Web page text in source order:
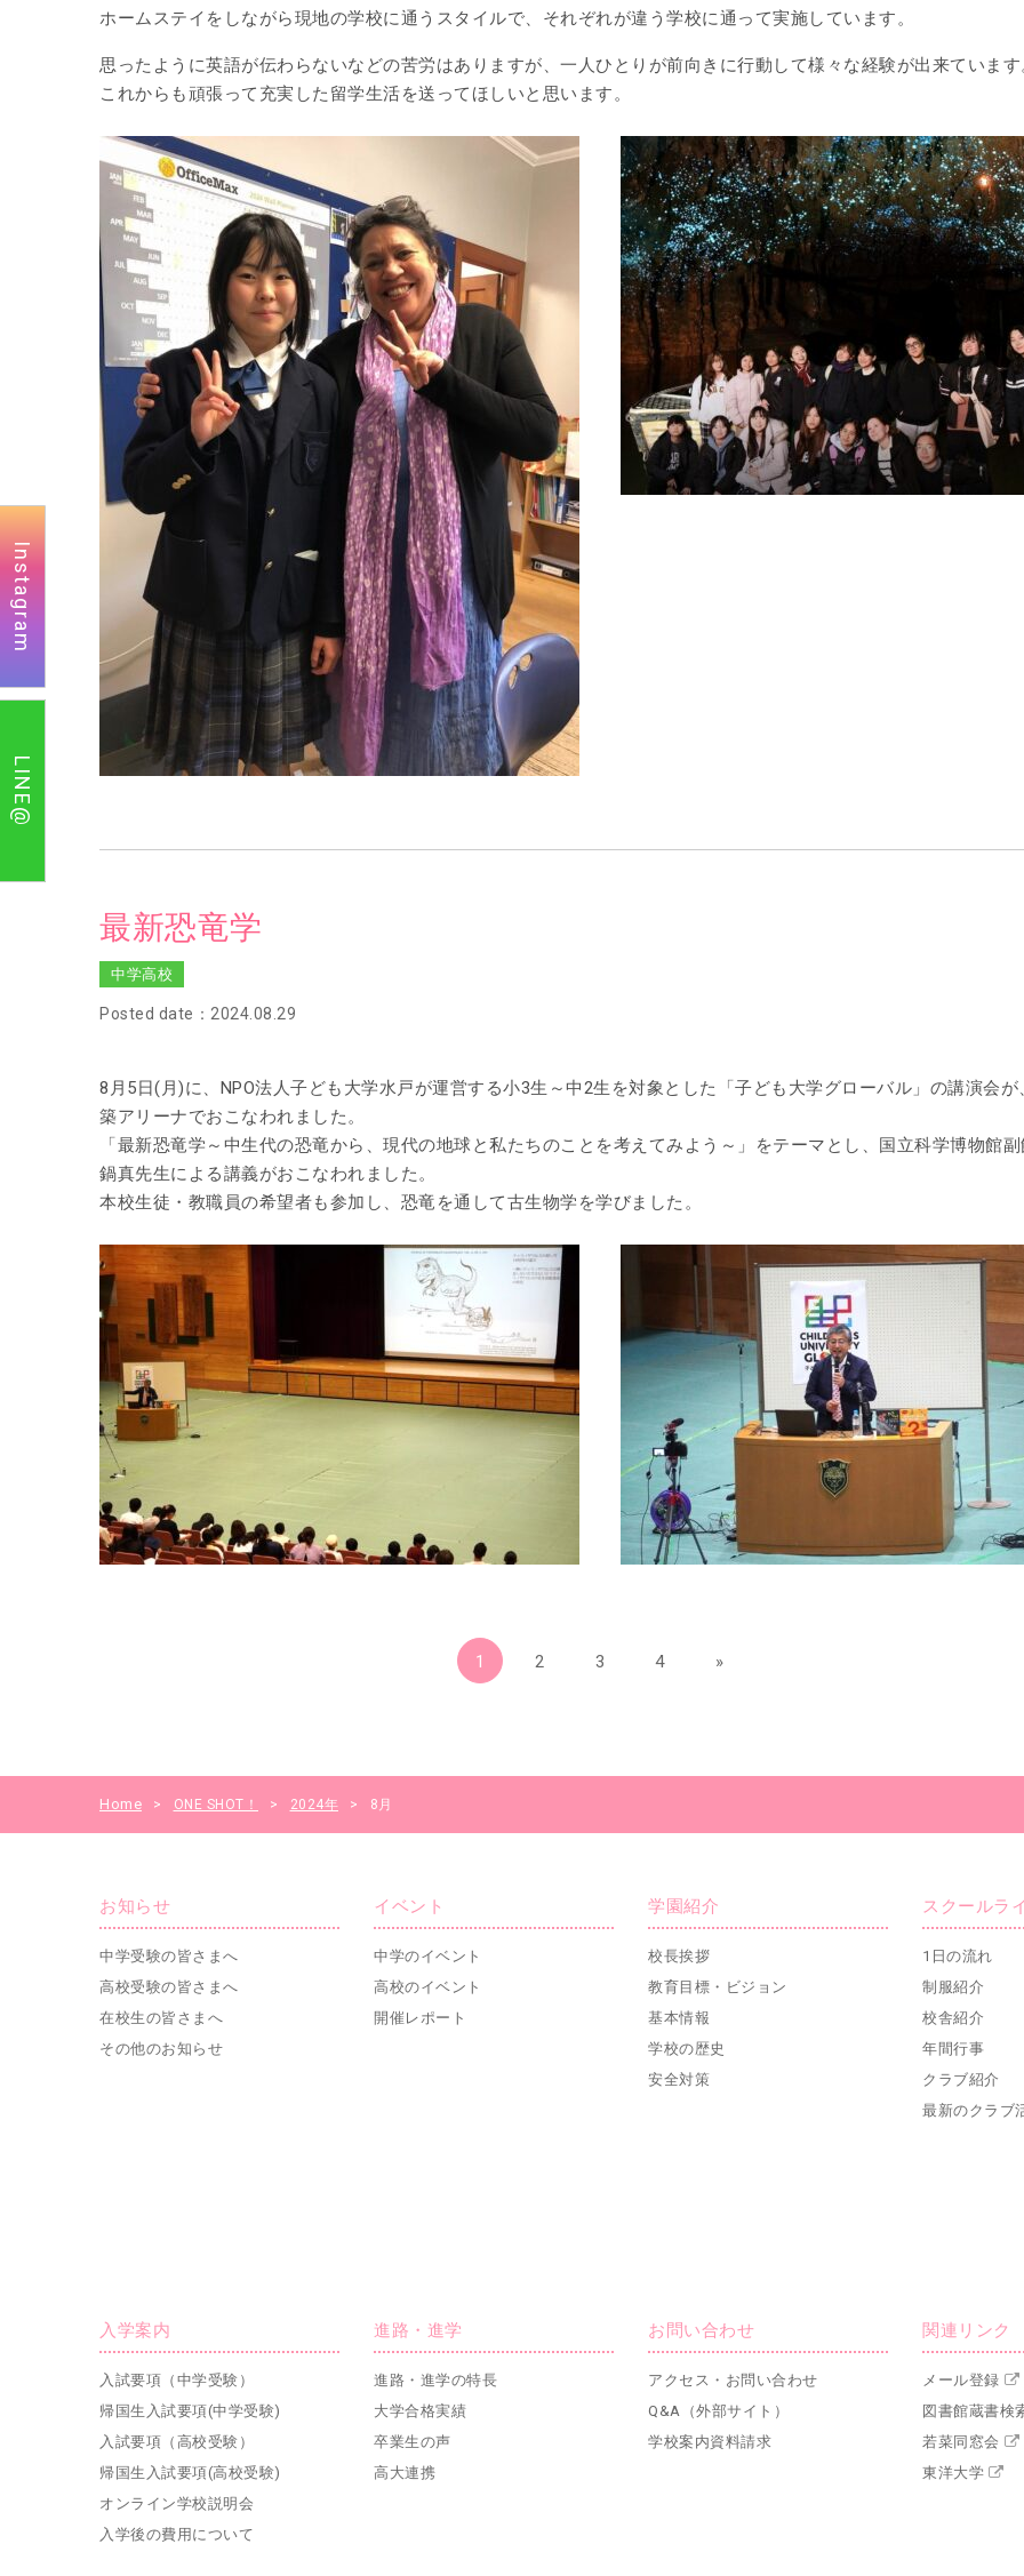
ホームステイをしながら現地の学校に通うスタイルで、それぞれが違う学校に通って実施しています。
思ったように英語が伝わらないなどの苦労はありますが、一人ひとりが前向きに行動して様々な経験が出来ていま
これからも頑張って充実した留学生活を送ってほしいと思います。
最新恐竜学
中学高校
Posted date：2024.08.29
8月5日(月)に、NPO法人子ども大学水戸が運営する小3生～中2生を対象とした「子ども大学グローバル」の講演会が
築アリーナでおこなわれました。
「最新恐竜学～中生代の恐竜から、現代の地球と私たちのことを考えてみよう～」をテーマとし、 国立科学博物館
鍋真先生による講義がおこなわれました。
本校生徒・教職員の希望者も参加し、恐竜を通して古生物学を学びました。
1 2 3 4 »
Home > ONE SHOT！ > 2024年 > 8月
お知らせ
中学受験の皆さまへ
高校受験の皆さまへ
在校生の皆さまへ
その他のお知らせ
イベント
中学のイベント
高校のイベント
開催レポート
学園紹介
校長挨拶
教育目標・ビジョン
基本情報
学校の歴史
安全対策
スクールラ
1日の流れ
制服紹介
校舎紹介
年間行事
クラブ紹介
最新のクラブ
入学案内
入試要項（中学受験）
帰国生入試要項(中学受験)
入試要項（高校受験）
帰国生入試要項(高校受験)
オンライン学校説明会
入学後の費用について
進路・進学
進路・進学の特長
大学合格実績
卒業生の声
高大連携
お問い合わせ
アクセス・お問い合わせ
Q&A（外部サイト）
学校案内資料請求
関連リンク
メール登録
図書館蔵書検
若菜同窓会
東洋大学
Instagram
LINE@